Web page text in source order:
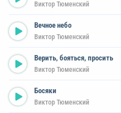
Виктор Тюменский
Вечное небо
Виктор Тюменский
Верить, бояться, просить
Виктор Тюменский
Босяки
Виктор Тюменский